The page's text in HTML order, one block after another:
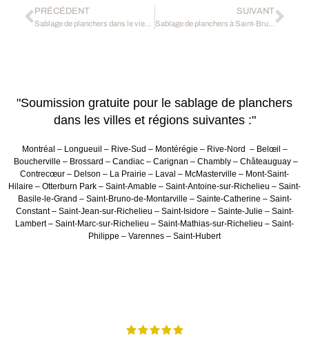
PRÉCÉDENT SUIVANT
Sablage de planchers à Saint-Bruno de Montarville
"Soumission gratuite pour le sablage de planchers
dans les villes et régions suivantes :"
Montréal – Longueuil – Rive-Sud – Montérégie – Rive-Nord – Belœil –
Boucherville – Brossard – Candiac – Carignan – Chambly – Châteauguay –
Contrecœur – Delson – La Prairie – Laval – McMasterville – Mont-Saint-
Hilaire – Otterburn Park – Saint-Amable – Saint-Antoine-sur-Richelieu – Saint-
Basile-le-Grand – Saint-Bruno-de-Montarville – Sainte-Catherine – Saint-
Constant – Saint-Jean-sur-Richelieu – Saint-Isidore – Sainte-Julie – Saint-
Lambert – Saint-Marc-sur-Richelieu – Saint-Mathias-sur-Richelieu – Saint-
Philippe – Varennes – Saint-Hubert